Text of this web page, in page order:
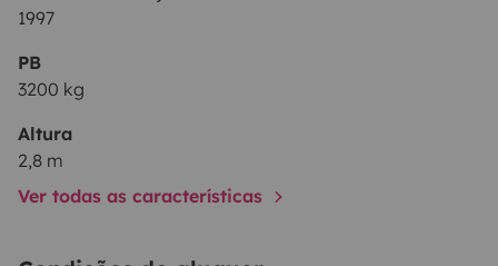
1997
PB
3200 kg
Altura
2,8 m
Ver todas as características